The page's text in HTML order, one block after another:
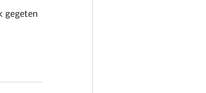
gegeten